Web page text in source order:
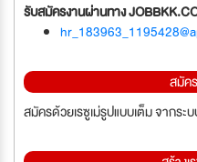
รับสมัครงานผ่านทาง
สมัค
สมัครด้วยเรซูเม่รูปแบบเต็ม จากร